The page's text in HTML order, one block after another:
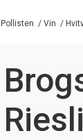
Pollisten / Vin /